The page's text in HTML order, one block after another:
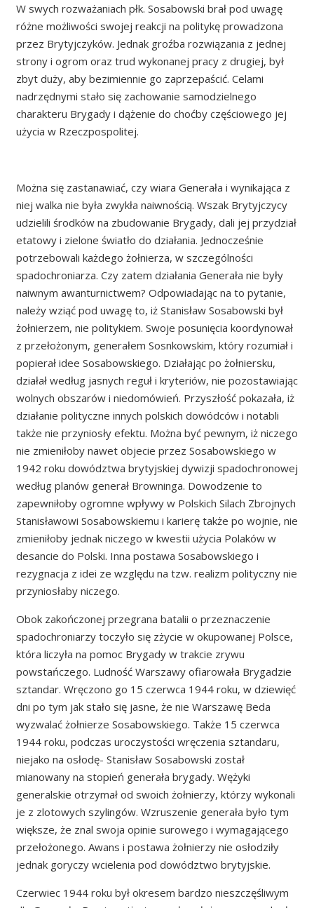
W swych rozważaniach płk. Sosabowski brał pod uwagę
różne możliwości swojej reakcji na politykę prowadzona
przez Brytyjczyków. Jednak groźba rozwiązania z jednej
strony i ogrom oraz trud wykonanej pracy z drugiej, był
zbyt duży, aby bezimiennie go zaprzepaścić. Celami
nadrzędnymi stało się zachowanie samodzielnego
charakteru Brygady i dążenie do choćby częściowego jej
użycia w Rzeczpospolitej.
Można się zastanawiać, czy wiara Generała i wynikająca z
niej walka nie była zwykła naiwnością. Wszak Brytyjczycy
udzielili środków na zbudowanie Brygady, dali jej przydział
etatowy i zielone światło do działania. Jednocześnie
potrzebowali każdego żołnierza, w szczególności
spadochroniarza. Czy zatem działania Generała nie były
naiwnym awanturnictwem? Odpowiadając na to pytanie,
należy wziąć pod uwagę to, iż Stanisław Sosabowski był
żołnierzem, nie politykiem. Swoje posunięcia koordynował
z przełożonym, generałem Sosnkowskim, który rozumiał i
popierał idee Sosabowskiego. Działając po żołniersku,
działał według jasnych reguł i kryteriów, nie pozostawiając
wolnych obszarów i niedomówień. Przyszłość pokazała, iż
działanie polityczne innych polskich dowódców i notabli
także nie przyniosły efektu. Można być pewnym, iż niczego
nie zmieniłoby nawet objecie przez Sosabowskiego w
1942 roku dowództwa brytyjskiej dywizji spadochronowej
według planów generał Browninga. Dowodzenie to
zapewniłoby ogromne wpływy w Polskich Silach Zbrojnych
Stanisławowi Sosabowskiemu i karierę także po wojnie, nie
zmieniłoby jednak niczego w kwestii użycia Polaków w
desancie do Polski. Inna postawa Sosabowskiego i
rezygnacja z idei ze względu na tzw. realizm polityczny nie
przyniosłaby niczego.
Obok zakończonej przegrana batalii o przeznaczenie
spadochroniarzy toczyło się zżycie w okupowanej Polsce,
która liczyła na pomoc Brygady w trakcie zrywu
powstańczego. Ludność Warszawy ofiarowała Brygadzie
sztandar. Wręczono go 15 czerwca 1944 roku, w dziewięć
dni po tym jak stało się jasne, że nie Warszawę Beda
wyzwalać żołnierze Sosabowskiego. Także 15 czerwca
1944 roku, podczas uroczystości wręczenia sztandaru,
niejako na osłodę- Stanisław Sosabowski został
mianowany na stopień generała brygady. Wężyki
generalskie otrzymał od swoich żołnierzy, którzy wykonali
je z zlotowych szylingów. Wzruszenie generała było tym
większe, że znal swoja opinie surowego i wymagającego
przełożonego. Awans i postawa żołnierzy nie osłodziły
jednak goryczy wcielenia pod dowództwo brytyjskie.
Czerwiec 1944 roku był okresem bardzo nieszczęśliwym